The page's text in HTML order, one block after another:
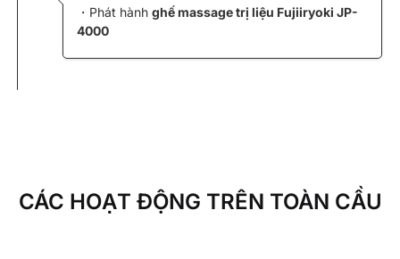
・Phát hành ghế massage trị liệu Fujiiryoki JP-
4000
CÁC HOẠT ĐỘNG TRÊN TOÀN CẦU